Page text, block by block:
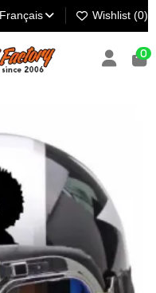
Français Wishlist (0)
0